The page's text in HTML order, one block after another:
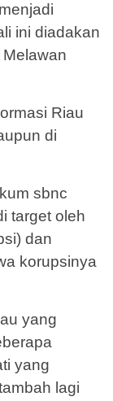
ini diadakan
Riau
di
sbnc
target oleh
dan
korupsinya
yang
yang
lagi